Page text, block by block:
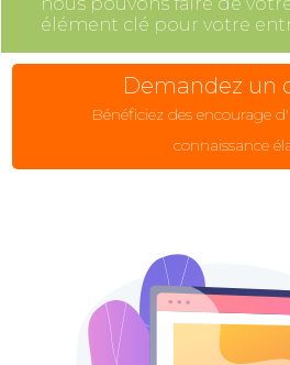
élément clé pour votre
Demandez un
Bénéficiez des encourage
connaissance